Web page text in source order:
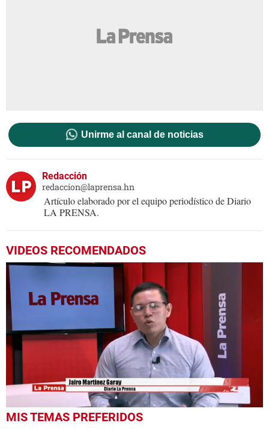
Unirme al canal de noticias
Redacción
redaccion@laprensa.hn
Artículo elaborado por el equipo periodístico de Diario
LA PRENSA.
VIDEOS RECOMENDADOS
0
seconds
MIS TEMAS PREFERIDOS